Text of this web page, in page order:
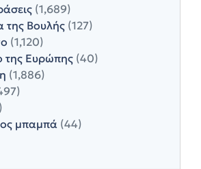
(1,689)
της Βουλής (127)
(1,120)
της Ευρώπης (40)
(1,886)
μπαμπά (44)